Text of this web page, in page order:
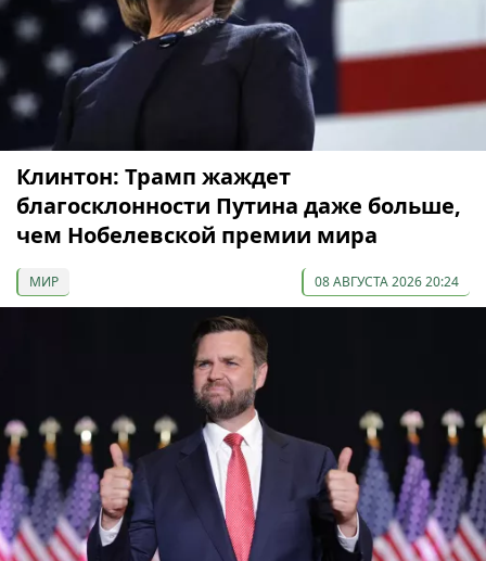
Клинтон: Трамп жаждет
благосклонности Путина даже больше,
чем Нобелевской премии мира
МИР 08 АВГУСТА 2026 20:24